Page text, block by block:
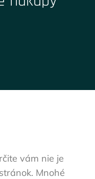
vám nie je
Mnohé